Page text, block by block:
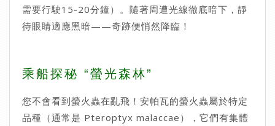
需要行駛15-20分鐘）。隨著周遭光線徹底暗下，靜
待眼睛適應黑暗——奇跡便悄然降臨！
乘船探秘 “螢光森林”
您不會看到螢火蟲在亂飛！安帕瓦的螢火蟲屬於特定
品種（通常是 Pteroptyx malaccae），它們有集體